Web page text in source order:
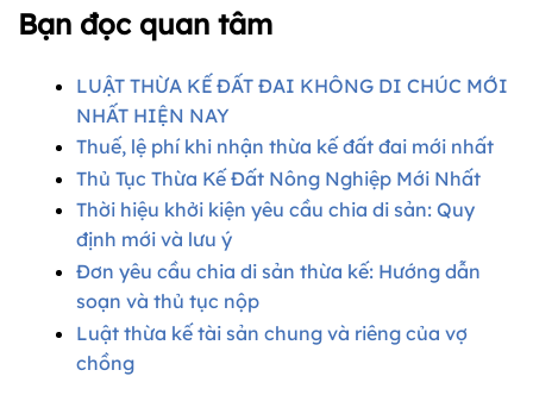
Bạn đọc quan tâm
LUẬT THỪA KẾ ĐẤT ĐAI KHÔNG DI CHÚC MỚI
NHẤT HIỆN NAY
Thuế, lệ phí khi nhận thừa kế đất đai mới nhất
Thủ Tục Thừa Kế Đất Nông Nghiệp Mới Nhất
Thời hiệu khởi kiện yêu cầu chia di sản: Quy
định mới và lưu ý
Đơn yêu cầu chia di sản thừa kế: Hướng dẫn
soạn và thủ tục nộp
Luật thừa kế tài sản chung và riêng của vợ
chồng